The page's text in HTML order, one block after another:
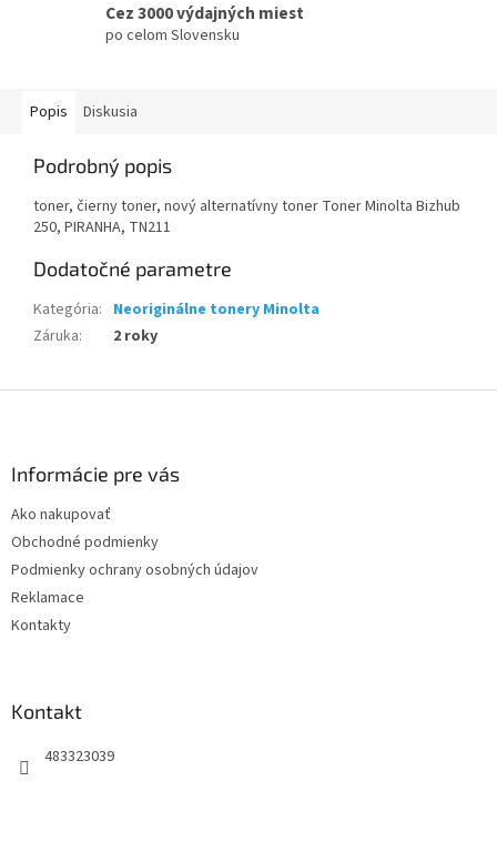
Cez 3000 výdajných miest
po celom Slovensku
Popis Diskusia
Podrobný popis
toner, čierny toner, nový alternatívny toner Toner Minolta Bizhub
250, PIRANHA, TN211
Dodatočné parametre
Kategória: Neoriginálne tonery Minolta
Záruka: 2 roky
Informácie pre vás
Ako nakupovať
Obchodné podmienky
Podmienky ochrany osobných údajov
Reklamace
Kontakty
Kontakt
483323039